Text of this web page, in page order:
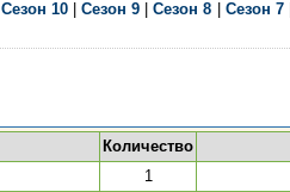
Сезон 10|Сезон 9 |Сезон 8 Сезон 7|
Количество
1